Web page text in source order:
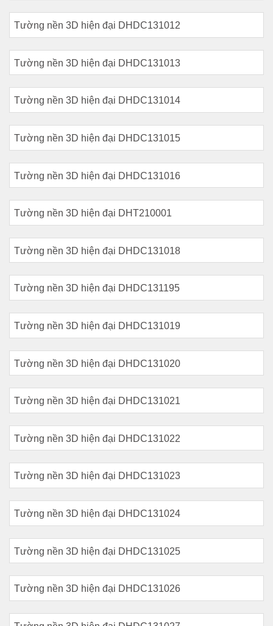
Tường nền 3D hiện đại DHDC131012
Tường nền 3D hiện đại DHDC131013
Tường nền 3D hiện đại DHDC131014
Tường nền 3D hiện đại DHDC131015
Tường nền 3D hiện đại DHDC131016
Tường nền 3D hiện đại DHT210001
Tường nền 3D hiện đại DHDC131018
Tường nền 3D hiện đại DHDC131195
Tường nền 3D hiện đại DHDC131019
Tường nền 3D hiện đại DHDC131020
Tường nền 3D hiện đại DHDC131021
Tường nền 3D hiện đại DHDC131022
Tường nền 3D hiện đại DHDC131023
Tường nền 3D hiện đại DHDC131024
Tường nền 3D hiện đại DHDC131025
Tường nền 3D hiện đại DHDC131026